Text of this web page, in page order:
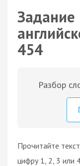
Задание
454
Разбор
Прочитайте
цифру 1, 2, 3 или